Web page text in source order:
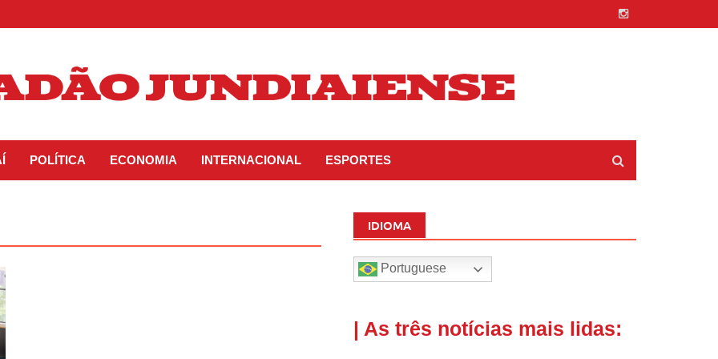
POLÍTICA ECONOMIA INTERNACIONAL ESPORTES
IDIOMA
Portuguese
| As três notícias mais lidas: